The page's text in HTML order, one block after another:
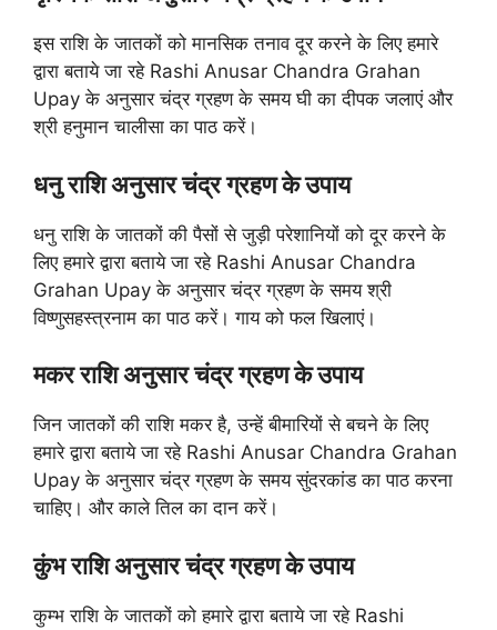
इस राशि के जातकों को मानसिक तनाव दूर करने के लिए हमारे
द्वारा बताये जा रहे Rashi Anusar Chandra Grahan
Upay के अनुसार चंद्र ग्रहण के समय घी का दीपक जलाएं और
श्री हनुमान चालीसा का पाठ करें।
धनु राशि अनुसार चंद्र ग्रहण के उपाय
धनु राशि के जातकों की पैसों से जुड़ी परेशानियों को दूर करने के
लिए हमारे द्वारा बताये जा रहे Rashi Anusar Chandra
Grahan Upay के अनुसार चंद्र ग्रहण के समय श्री
विष्णुसहस्त्रनाम का पाठ करें। गाय को फल खिलाएं।
मकर राशि अनुसार चंद्र ग्रहण के उपाय
जिन जातकों की राशि मकर है, उन्हें बीमारियों से बचने के लिए
हमारे द्वारा बताये जा रहे Rashi Anusar Chandra Grahan
Upay के अनुसार चंद्र ग्रहण के समय सुंदरकांड का पाठ करना
चाहिए। और काले तिल का दान करें।
कुंभ राशि अनुसार चंद्र ग्रहण के उपाय
कुम्भ राशि के जातकों को हमारे द्वारा बताये जा रहे Rashi